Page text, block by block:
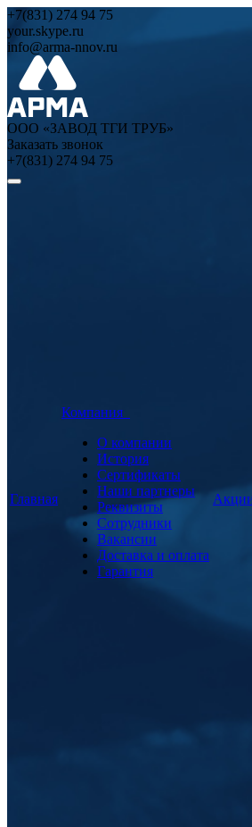
+7(831) 274 94 75
your.skype.ru
info@arma-nnov.ru
ООО «ЗАВОД ТГИ ТРУБ»
Заказать звонок
+7(831) 274 94 75
Главная
Компания
О компании
История
Сертификаты
Наши партнеры
Реквизиты
Сотрудники
Вакансии
Доставка и оплата
Гарантия